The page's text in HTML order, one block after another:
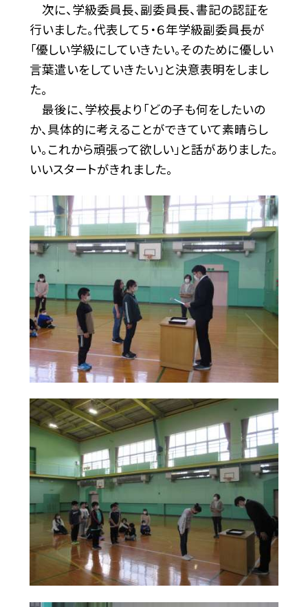
次に、学級委員長、副委員長、書記の認証を
行いました。代表して５・６年学級副委員長が
「優しい学級にしていきたい。そのために優しい
言葉遣いをしていきたい」と決意表明をしまし
た。
最後に、学校長より「どの子も何をしたいの
か、具体的に考えることができていて素晴らし
い。これから頑張って欲しい」と話がありました。
いいスタートがきれました。